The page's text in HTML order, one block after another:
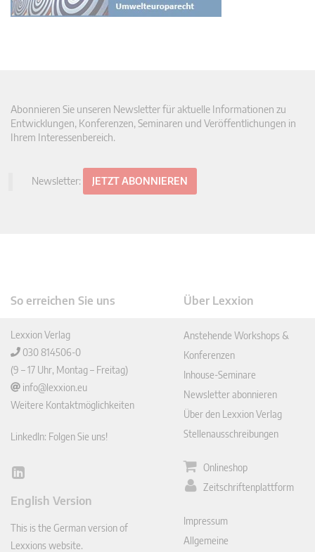
Abonnieren Sie unseren Newsletter für aktuelle Informationen zu
Entwicklungen, Konferenzen, Seminaren und Veröffentlichungen in
Ihrem Interessenbereich.
Newsletter: JETZT ABONNIEREN
So erreichen Sie uns
Lexxion Verlag
030 814506-0
(9 – 17 Uhr, Montag – Freitag)
info@lexxion.eu
Weitere Kontaktmöglichkeiten
LinkedIn: Folgen Sie uns!
Lin
In
English Version
This is the German version of
Lexxions website.
Über Lexxion
Anstehende Workshops &
Konferenzen
Inhouse-Seminare
Newsletter abonnieren
Über den Lexxion Verlag
Stellenausschreibungen
Onlineshop
Zeitschriftenplattform
Impressum
Allgemeine